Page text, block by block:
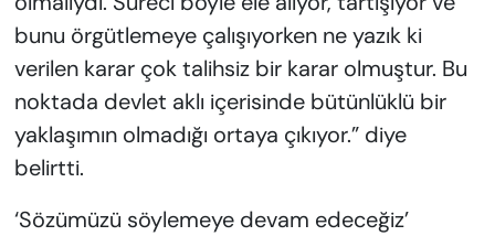
bunu örgütlemeye çalışıyorken ne yazık ki
verilen karar çok talihsiz bir karar olmuştur. Bu
noktada devlet aklı içerisinde bütünlüklü bir
yaklaşımın olmadığı ortaya çıkıyor.” diye
belirtti.
‘Sözümüzü söylemeye devam edeceğiz’